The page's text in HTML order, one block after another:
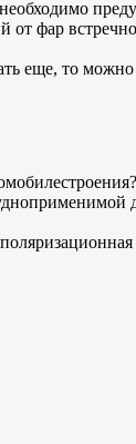
от фар
еще, то